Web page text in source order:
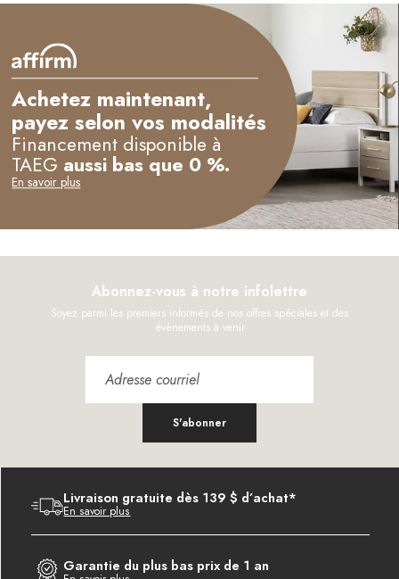
Achetez maintenant,
payez selon vos modalités
Financement disponible à
TAEG aussi bas que 0 %.
En savoir plus
Abonnez-vous à notre infolettre
Soyez parmi les premiers informés de nos offres spéciales et des
évènements à venir
S'abonner
Livraison gratuite dès 139 $ d’achat*
En savoir plus
Garantie du plus bas prix de 1 an